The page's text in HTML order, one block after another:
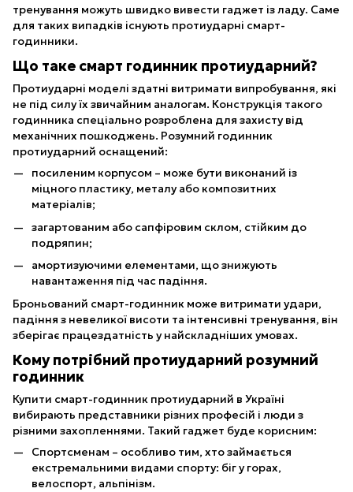
тренування можуть швидко вивести гаджет із ладу. Саме
для таких випадків існують протиударні смарт-
годинники.
Що таке смарт годинник протиударний?
Протиударні моделі здатні витримати випробування, які
не під силу їх звичайним аналогам. Конструкція такого
годинника спеціально розроблена для захисту від
механічних пошкоджень. Розумний годинник
протиударний оснащений:
посиленим корпусом – може бути виконаний із
міцного пластику, металу або композитних
матеріалів;
загартованим або сапфіровим склом, стійким до
подряпин;
амортизуючими елементами, що знижують
навантаження під час падіння.
Броньований смарт-годинник може витримати удари,
падіння з невеликої висоти та інтенсивні тренування, він
зберігає працездатність у найскладніших умовах.
Кому потрібний протиударний розумний
годинник
Купити смарт-годинник протиударний в Україні
вибирають представники різних професій і люди з
різними захопленнями. Такий гаджет буде корисним:
Спортсменам – особливо тим, хто займається
екстремальними видами спорту: біг у горах,
велоспорт, альпінізм.